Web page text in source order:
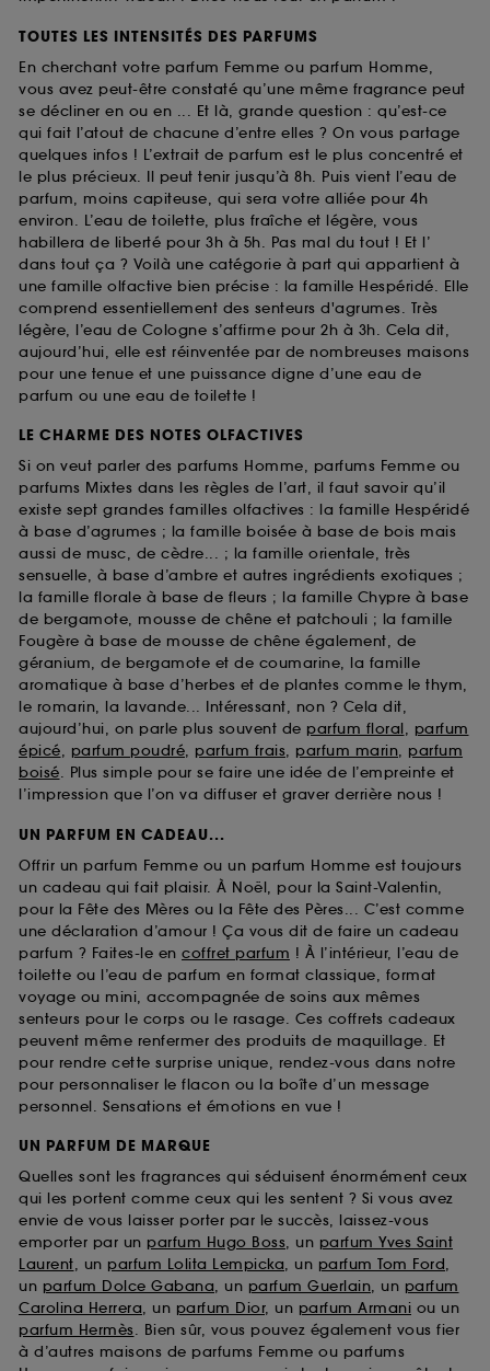
TOUTES LES INTENSITÉS DES PARFUMS
En cherchant votre parfum Femme ou parfum Homme,
vous avez peut-être constaté qu’une même fragrance peut
se décliner en ou en ... Et là, grande question : qu’est-ce
qui fait l’atout de chacune d’entre elles ? On vous partage
quelques infos ! L’extrait de parfum est le plus concentré et
le plus précieux. Il peut tenir jusqu’à 8h. Puis vient l’eau de
parfum, moins capiteuse, qui sera votre alliée pour 4h
environ. L’eau de toilette, plus fraîche et légère, vous
habillera de liberté pour 3h à 5h. Pas mal du tout ! Et l’
dans tout ça ? Voilà une catégorie à part qui appartient à
une famille olfactive bien précise : la famille Hespéridé. Elle
comprend essentiellement des senteurs d'agrumes. Très
légère, l’eau de Cologne s’affirme pour 2h à 3h. Cela dit,
aujourd’hui, elle est réinventée par de nombreuses maisons
pour une tenue et une puissance digne d’une eau de
parfum ou une eau de toilette !
LE CHARME DES NOTES OLFACTIVES
Si on veut parler des parfums Homme, parfums Femme ou
parfums Mixtes dans les règles de l’art, il faut savoir qu’il
existe sept grandes familles olfactives : la famille Hespéridé
à base d’agrumes ; la famille boisée à base de bois mais
aussi de musc, de cèdre... ; la famille orientale, très
sensuelle, à base d’ambre et autres ingrédients exotiques ;
la famille florale à base de fleurs ; la famille Chypre à base
de bergamote, mousse de chêne et patchouli ; la famille
Fougère à base de mousse de chêne également, de
géranium, de bergamote et de coumarine, la famille
aromatique à base d’herbes et de plantes comme le thym,
le romarin, la lavande... Intéressant, non ? Cela dit,
aujourd’hui, on parle plus souvent de parfum floral, parfum
épicé, parfum poudré, parfum frais, parfum marin, parfum
boisé. Plus simple pour se faire une idée de l’empreinte et
l’impression que l’on va diffuser et graver derrière nous !
UN PARFUM EN CADEAU...
Offrir un parfum Femme ou un parfum Homme est toujours
un cadeau qui fait plaisir. À Noël, pour la Saint-Valentin,
pour la Fête des Mères ou la Fête des Pères... C’est comme
une déclaration d’amour ! Ça vous dit de faire un cadeau
parfum ? Faites-le en coffret parfum ! À l’intérieur, l’eau de
toilette ou l’eau de parfum en format classique, format
voyage ou mini, accompagnée de soins aux mêmes
senteurs pour le corps ou le rasage. Ces coffrets cadeaux
peuvent même renfermer des produits de maquillage. Et
pour rendre cette surprise unique, rendez-vous dans notre
pour personnaliser le flacon ou la boîte d’un message
personnel. Sensations et émotions en vue !
UN PARFUM DE MARQUE
Quelles sont les fragrances qui séduisent énormément ceux
qui les portent comme ceux qui les sentent ? Si vous avez
envie de vous laisser porter par le succès, laissez-vous
emporter par un parfum Hugo Boss, un parfum Yves Saint
Laurent, un parfum Lolita Lempicka, un parfum Tom Ford,
un parfum Dolce Gabana, un parfum Guerlain, un parfum
Carolina Herrera, un parfum Dior, un parfum Armani ou un
parfum Hermès. Bien sûr, vous pouvez également vous fier
à d’autres maisons de parfums Femme ou parfums